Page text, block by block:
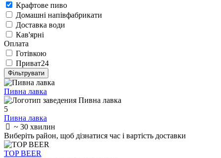
Крафтове пиво
Домашні напівфабрикати
Доставка води
Кав'ярні
Оплата
Готівкою
Приват24
Фільтрувати
Пивна лавка
5
Пивна лавка
~ 30 хвилин
Виберіть район, щоб дізнатися час і вартість доставки
TOP BEER